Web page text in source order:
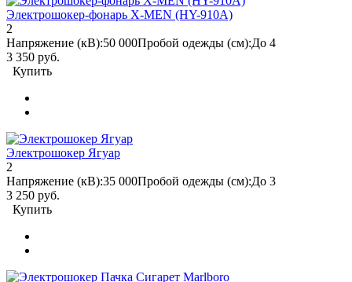
Электрошокер-фонарь X-MEN (HY-910A)
2
Напряжение (кВ):50 000Пробой одежды (см):До 4
3 350 руб.
Купить
Электрошокер Ягуар
2
Напряжение (кВ):35 000Пробой одежды (см):До 3
3 250 руб.
Купить